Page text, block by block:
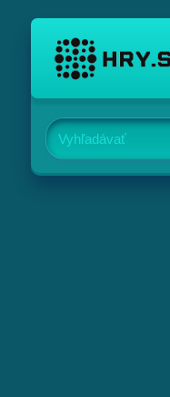
Vyhľadávať